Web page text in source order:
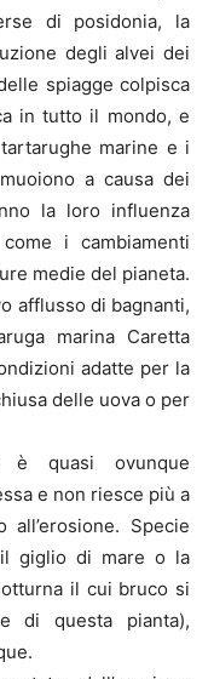
di posidonia, la
degli alvei dei
spiagge colpisca
in tutto il mondo, e
marine e i
a causa dei
la loro influenza
i cambiamenti
medie del pianeta.
afflusso di bagnanti,
marina Caretta
adatte per la
delle uova o per
è quasi ovunque
e non riesce più a
Specie
giglio di mare o la
il cui bruco si
di questa pianta),